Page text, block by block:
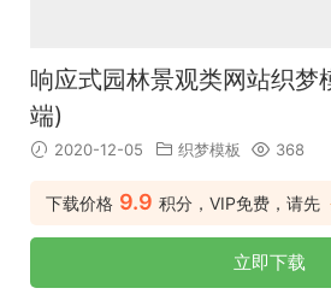
响应式园林景观类网站织梦
端)
2020-12-05 织梦模板 368
下载价格 9.9 积分，VIP免费，请先
立即下载